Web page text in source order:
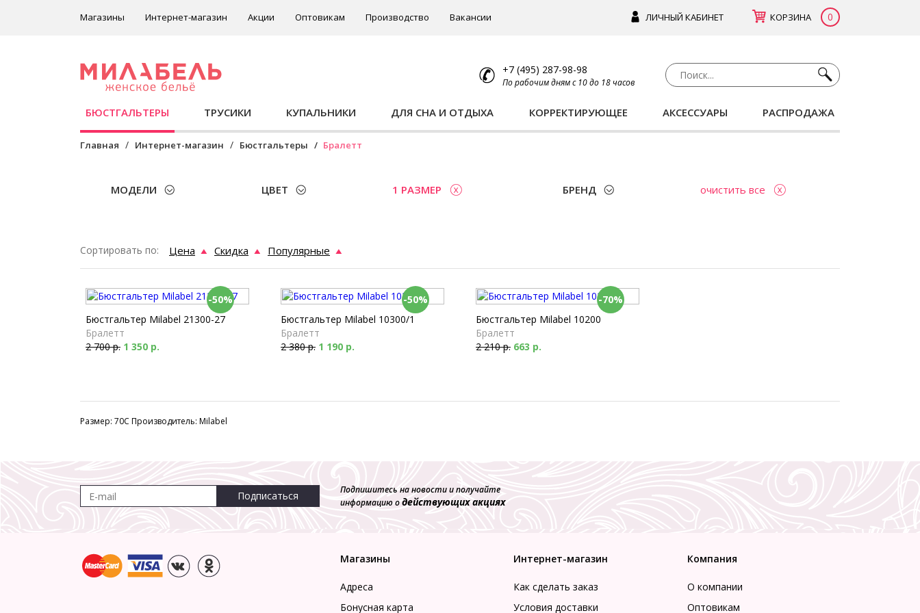
ЛИЧНЫЙ КАБИНЕТ КОРЗИНА 0
Магазины Интернет-магазин Акции Оптовикам Производство Вакансии
+7 (495) 287-98-98
По рабочим дням с 10 до 18 часов
БЮСТГАЛЬТЕРЫ ТРУСИКИ КУПАЛЬНИКИ ДЛЯ СНА И ОТДЫХА КОРРЕКТИРУЮЩЕЕ АКСЕССУАРЫ РАСПРОДАЖА
Главная Интернет-магазин Бюстгальтеры Бралетт
МОДЕЛИ ЦВЕТ 1 РАЗМЕР БРЕНД очистить все
Сортировать по: Цена Скидка Популярные
-50%
Бюстгальтер Milabel 21300-27
Бралетт
2 700 р. 1 350 р.
-50%
Бюстгальтер Milabel 10300/1
Бралетт
2 380 р. 1 190 р.
-70%
Бюстгальтер Milabel 10200
Бралетт
2 210 р. 663 р.
Размер: 70C Производитель: Milabel
Подписаться
Подпишитесь на новости и получайте
информацию одействующих акциях
Магазины
Адреса
Бонусная карта
Интернет-магазин
Как сделать заказ
Условия доставки
Компания
О компании
Оптовикам